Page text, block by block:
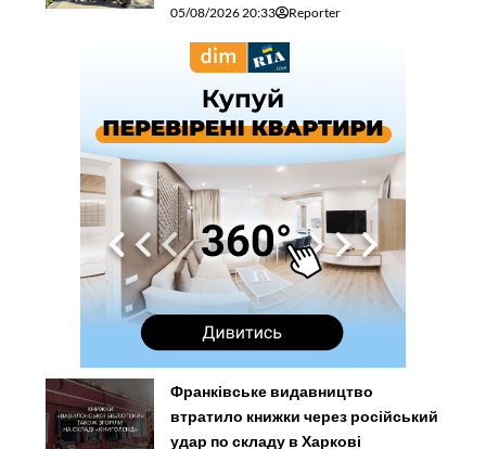
05/08/2026 20:33 Reporter
Франківське видавництво
втратило книжки через російський
удар по складу в Харкові